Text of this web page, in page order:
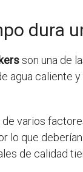
dura
son una de
agua caliente
varios
lo que
de calidad